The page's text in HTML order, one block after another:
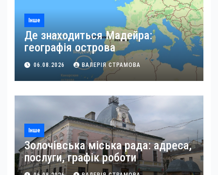
Інше
Де знаходиться Мадейра:
географія острова
06.08.2026 ВАЛЕРІЯ СТРАМОВА
Інше
Золочівська міська рада: адреса,
послуги, графік роботи